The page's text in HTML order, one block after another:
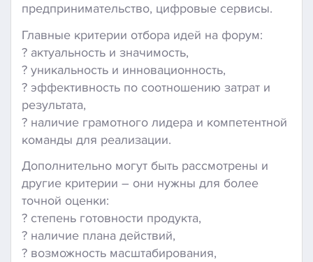
предпринимательство, цифровые сервисы.
Главные критерии отбора идей на форум:
? актуальность и значимость,
? уникальность и инновационность,
? эффективность по соотношению затрат и
результата,
? наличие грамотного лидера и компетентной
команды для реализации.
Дополнительно могут быть рассмотрены и
другие критерии – они нужны для более
точной оценки:
? степень готовности продукта,
? наличие плана действий,
? возможность масштабирования,